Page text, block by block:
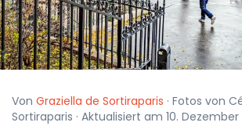
Von Graziella de Sortiraparis · Fotos von
Sortiraparis · Aktualisiert am 10. Dezember